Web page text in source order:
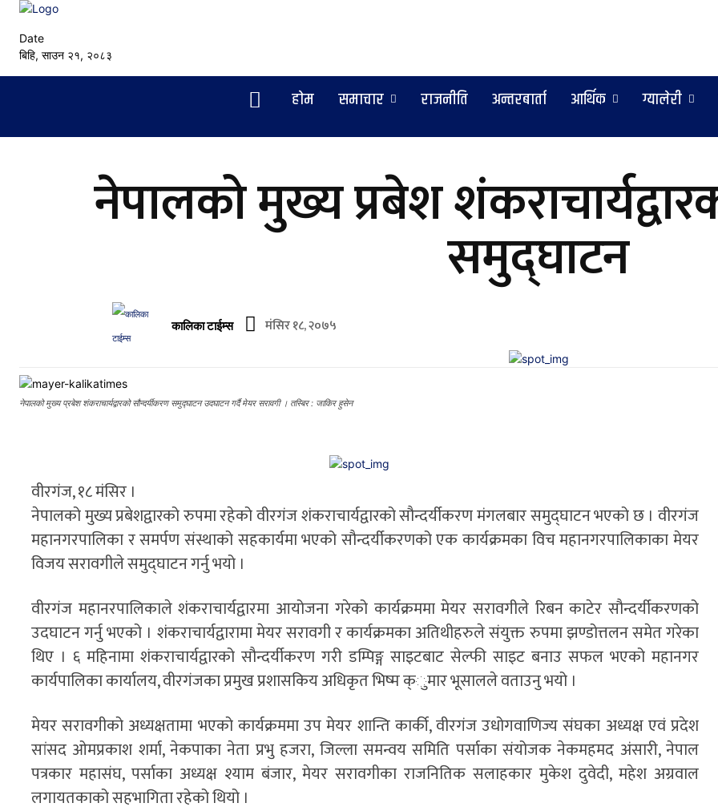
Date
बिहि, साउन २१, २०८३
हाेम समाचार राजनीति अन्तरबार्ता आर्थिक ग्यालेरी
नेपालको मुख्य प्रबेश
समुद्घाटन
कालिका टाईम्स मंसिर १८, २०७५
नेपालको मुख्य प्रबेश शंकराचार्यद्वारको सौन्दर्यीकरण समुद्घाटन उदघाटन गर्दै मेयर सरावगी । तस्बिर : जाकिर हुसेन
वीरगंज, १८ मंसिर ।
नेपालको मुख्य प्रबेशद्वारको रुपमा रहेको वीरगंज शंकराचार्यद्वारको सौन्दर्यीकरण मंगलबार समुद्घाटन भएको छ । वीरगंज
महानगरपालिका र समर्पण संस्थाको सहकार्यमा भएको सौन्दर्यीकरणको एक कार्यक्रमका विच महानगरपालिकाका मेयर
विजय सरावगीले समुद्घाटन गर्नु भयो ।
वीरगंज महानरपालिकाले शंकराचार्यद्वारमा आयोजना गरेको कार्यक्रममा मेयर सरावगीले रिबन काटेर सौन्दर्यीकरणको
उदघाटन गर्नु भएको । शंकराचार्यद्वारामा मेयर सरावगी र कार्यक्रमका अतिथीहरुले संयुक्त रुपमा झण्डोत्तलन समेत गरेका
थिए । ६ महिनामा शंकराचार्यद्वारको सौन्दर्यीकरण गरी डम्पिङ्ग साइटबाट सेल्फी साइट बनाउ सफल भएको महानगर
कार्यपालिका कार्यालय, वीरगंजका प्रमुख प्रशासकिय अधिकृत भिष्म क्ुमार भूसालले वताउनु भयो ।
मेयर सरावगीको अध्यक्षतामा भएको कार्यक्रममा उप मेयर शान्ति कार्की, वीरगंज उधोगवाणिज्य संघका अध्यक्ष एवं प्रदेश
सांसद ओमप्रकाश शर्मा, नेकपाका नेता प्रभु हजरा, जिल्ला समन्वय समिति पर्साका संयोजक नेकमहमद अंसारी, नेपाल
पत्रकार महासंघ, पर्साका अध्यक्ष श्याम बंजार, मेयर सरावगीका राजनितिक सलाहकार मुकेश दुवेदी, महेश अग्रवाल
लगायतकाको सहभागिता रहेको थियो ।